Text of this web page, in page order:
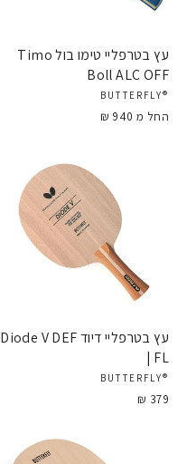
עץ בטרפליי טימו בול Timo
Boll ALC OFF
®BUTTERFLY
החל מ 940 ₪
עץ בטרפליי דיוד Diode V DEF
| FL
®BUTTERFLY
379 ₪